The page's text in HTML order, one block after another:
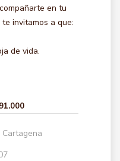
en tu
invitamos a que:
de vida.